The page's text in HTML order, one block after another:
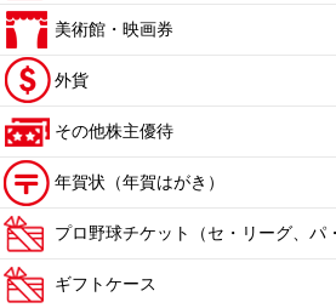
美術館・映画券
外貨
その他株主優待
年賀状（年賀はがき）
プロ野球チケット（セ・リーグ、パ
ギフトケース